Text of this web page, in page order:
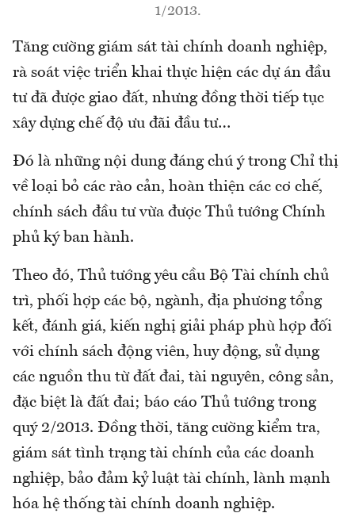
1/2013.
Tăng cường giám sát tài chính doanh nghiệp,
rà soát việc triển khai thực hiện các dự án đầu
tư đã được giao đất, nhưng đồng thời tiếp tục
xây dựng chế độ ưu đãi đầu tư…
Đó là những nội dung đáng chú ý trong Chỉ thị
về loại bỏ các rào cản, hoàn thiện các cơ chế,
chính sách đầu tư vừa được Thủ tướng Chính
phủ ký ban hành.
Theo đó, Thủ tướng yêu cầu Bộ Tài chính chủ
trì, phối hợp các bộ, ngành, địa phương tổng
kết, đánh giá, kiến nghị giải pháp phù hợp đối
với chính sách động viên, huy động, sử dụng
các nguồn thu từ đất đai, tài nguyên, công sản,
đặc biệt là đất đai; báo cáo Thủ tướng trong
quý 2/2013. Đồng thời, tăng cường kiểm tra,
giám sát tình trạng tài chính của các doanh
nghiệp, bảo đảm kỷ luật tài chính, lành mạnh
hóa hệ thống tài chính doanh nghiệp.